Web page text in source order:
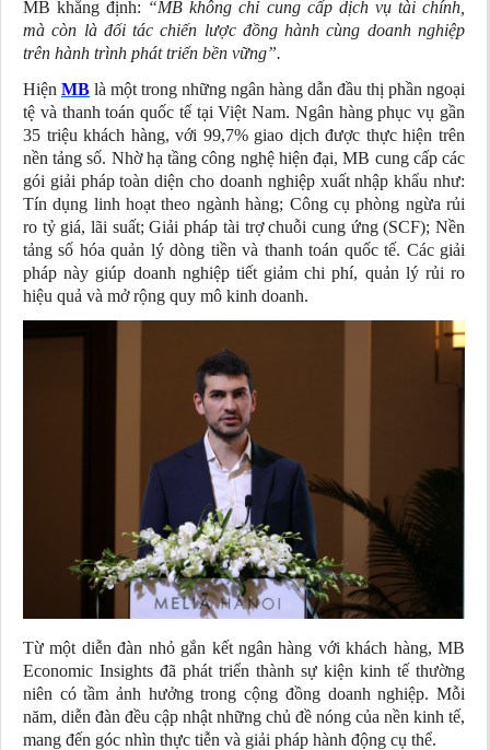
MB khẳng định: “MB không chỉ cung cấp dịch vụ tài chính,
mà còn là đối tác chiến lược đồng hành cùng doanh nghiệp
trên hành trình phát triển bền vững”.
Hiện MB là một trong những ngân hàng dẫn đầu thị phần ngoại
tệ và thanh toán quốc tế tại Việt Nam. Ngân hàng phục vụ gần
35 triệu khách hàng, với 99,7% giao dịch được thực hiện trên
nền tảng số. Nhờ hạ tầng công nghệ hiện đại, MB cung cấp các
gói giải pháp toàn diện cho doanh nghiệp xuất nhập khẩu như:
Tín dụng linh hoạt theo ngành hàng; Công cụ phòng ngừa rủi
ro tỷ giá, lãi suất; Giải pháp tài trợ chuỗi cung ứng (SCF); Nền
tảng số hóa quản lý dòng tiền và thanh toán quốc tế. Các giải
pháp này giúp doanh nghiệp tiết giảm chi phí, quản lý rủi ro
hiệu quả và mở rộng quy mô kinh doanh.
Từ một diễn đàn nhỏ gắn kết ngân hàng với khách hàng, MB
Economic Insights đã phát triển thành sự kiện kinh tế thường
niên có tầm ảnh hưởng trong cộng đồng doanh nghiệp. Mỗi
năm, diễn đàn đều cập nhật những chủ đề nóng của nền kinh tế,
mang đến góc nhìn thực tiễn và giải pháp hành động cụ thể.